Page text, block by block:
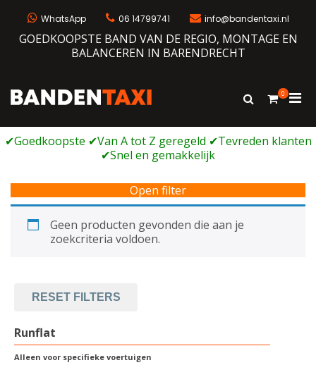
WhatsApp 06 14799741 info@bandentaxi.nl
GOEDKOOPSTE BAND VAN DE REGIO, MONTAGE EN
BALANCEREN IN BARENDRECHT
Bandengarage met eigen webshop
Toon
0
voor
Open filter
Geen producten gevonden die aan je
zoekcriteria voldoen.
RESET FILTERS
Runflat
Alleen voor specifieke voertuigen